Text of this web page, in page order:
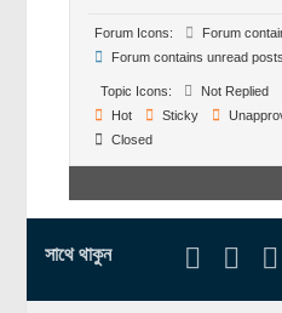
Forum Icons:
Forum
Forum contains unread posts
Topic Icons: Not Replied
Hot
Sticky
Closed
সাথে থাকুন